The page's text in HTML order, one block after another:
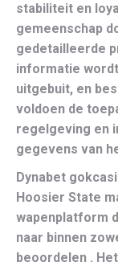
stabiliteit en
gemeenschap
gedetailleerde
informatie
uitgebuit, en
voldoen de
regelgeving en
gegevens van
Dynabet
Hoosier State
wapenplatform
naar binnen
beoordelen .